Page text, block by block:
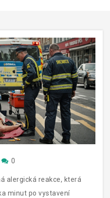
0
alergická reakce, která
minut po vystavení